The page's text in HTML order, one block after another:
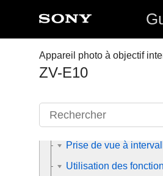
Appareil photo à objectif
ZV-E10
Mise au point
Sélection de
(prise de vue en
Réalisation d'un
observant l'écran
Prise de vue à
Utilisation des